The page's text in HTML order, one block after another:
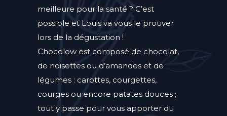
meilleure pour la santé ? C’est
possible et Louis va vous le prouver
lors de la dégustation !
Chocolow est composé de chocolat,
de noisettes ou d’amandes et de
légumes : carottes, courgettes,
courges ou encore patates douces ;
tout y passe pour vous apporter du